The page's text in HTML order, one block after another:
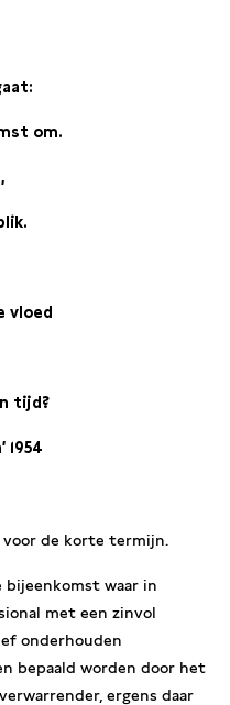
om.
vloed
tijd?
1954
de korte termijn.
bijeenkomst waar in
met een zinvol
onderhouden
bepaald worden door het
ergens daar